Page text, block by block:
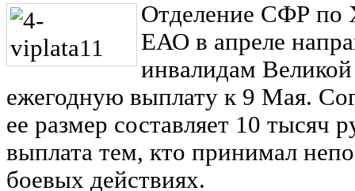
Отделение СФР по
ЕАО в апреле
инвалидам
ежегодную выплату к 9 Мая.
ее размер составляет 10 тысяч
выплата тем, кто принимал
боевых действиях.